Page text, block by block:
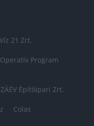
21 Zrt.
Program
ZÁÉV Építőipari Zrt.
Colas